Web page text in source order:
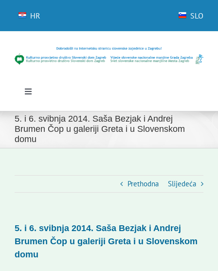
HR SLO
Toggle
Početna
Novosti
Slovenski dom Zagreb
Korisne informacije
5. i 6. svibnja 2014. Saša Bezjak i Andrej
Brumen Čop u galeriji Greta i u Slovenskom
domu
Prethodna Slijedeća
5. i 6. svibnja 2014. Saša Bezjak i Andrej
Brumen Čop u galeriji Greta i u Slovenskom
domu